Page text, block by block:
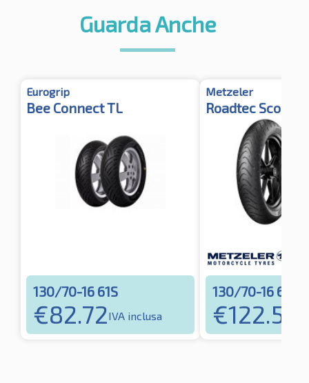
Guarda Anche
Eurogrip
Bee Connect TL
130/70-16 61S
€82.72IVA inclusa
Metzeler
Roadtec
130/70-16 61S
€122.51